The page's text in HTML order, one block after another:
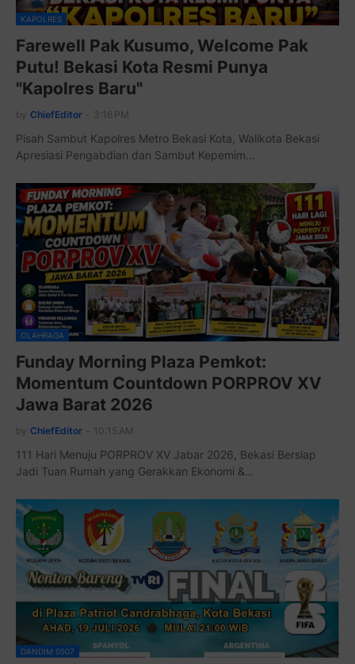
KAPOLRES
Farewell Pak Kusumo, Welcome Pak
Putu! Bekasi Kota Resmi Punya
"Kapolres Baru"
by ChiefEditor 3:16 PM
Pisah Sambut Kapolres Metro Bekasi Kota, Walikota Bekasi
Apresiasi Pengabdian dan Sambut Kepemim…
OLAHRAGA
Funday Morning Plaza Pemkot:
Momentum Countdown PORPROV XV
Jawa Barat 2026
by ChiefEditor 10:15 AM
111 Hari Menuju PORPROV XV Jabar 2026, Bekasi Bersiap
Jadi Tuan Rumah yang Gerakkan Ekonomi &…
DANDIM 0507